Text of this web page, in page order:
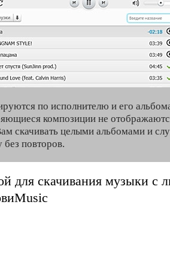
по исполнителю и его
композиции не
скачивать целыми альбомами и
без повторов.
для скачивания музыки с